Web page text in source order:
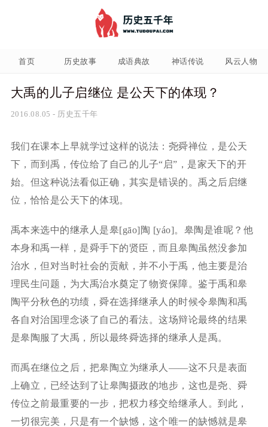
首页 历史故事 成语典故 神话传说 风云人物
大禹的儿子启继位 是公天下的体现？
2016.08.05 - 历史五千年
我们在课本上早就学过这样的说法：尧舜禅位，是公天
下，而到禹，传位给了自己的儿子“启”，是家天下的开
始。但这种说法看似正确，其实是错误的。禹之后启继
位，恰恰是公天下的体现。
禹本来选中的继承人是皋[gāo]陶 [yáo]。皋陶是谁呢？他
本身和禹一样，是舜手下的贤臣，而且皋陶虽然没参加
治水，但对当时社会的贡献，并不小于禹，他主要是治
理民生问题，为大禹治水奠定了物资保障。鉴于禹和皋
陶平分秋色的功绩，舜在选择继承人的时候令皋陶和禹
各自对治国理念谈了自己的看法。这场辩论最终的结果
是皋陶服了大禹，所以最终舜选择的继承人是禹。
而禹在继位之后，把皋陶立为继承人——这不只是表面
上确立，已经达到了让皋陶摄政的地步，这也是尧、舜
传位之前最重要的一步，把权力移交给继承人。到此，
一切很完美，只是有一个缺憾，这个唯一的缺憾就是皋